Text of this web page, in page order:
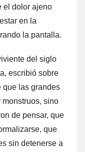
el dolor ajeno
en la
la pantalla.
del siglo
escribió sobre
que las grandes
sino
de pensar, que
que
sin detenerse a